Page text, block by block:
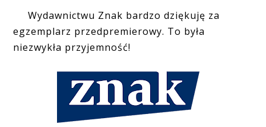
Wydawnictwu Znak bardzo dziękuję za
egzemplarz przedpremierowy. To była
niezwykła przyjemność!